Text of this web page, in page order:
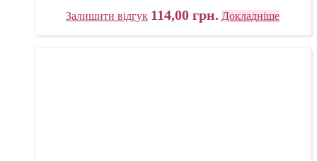
Залишити відгук 114,00 грн. Докладніше